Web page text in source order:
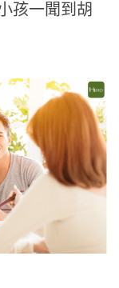
孩一聞到胡